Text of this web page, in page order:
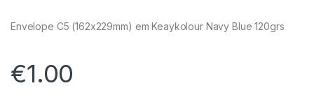
Envelope C5 (162x229mm) em Keaykolour Navy Blue 120grs
€1.00